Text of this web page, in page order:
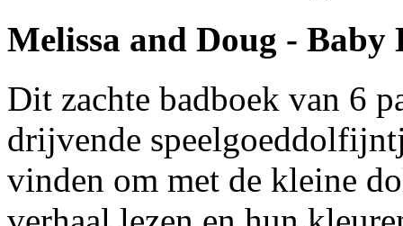
Melissa and Doug - Baby
Dit zachte badboek van 6
drijvende
vinden om met de kleine